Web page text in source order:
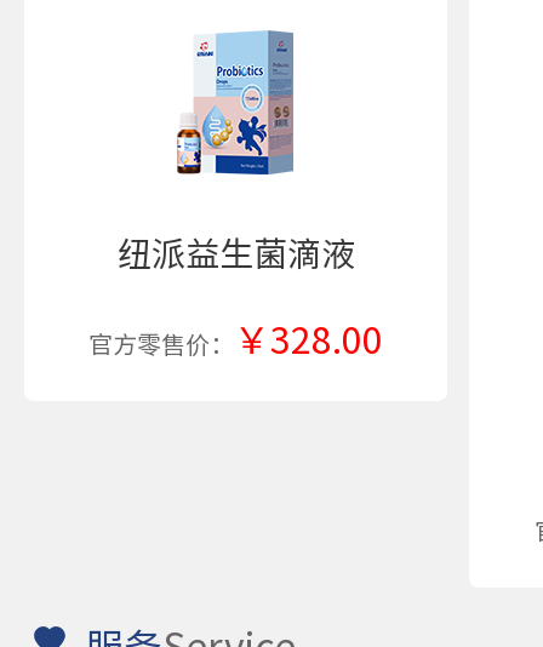
纽派益生菌滴液
官方零售价： ￥328.00